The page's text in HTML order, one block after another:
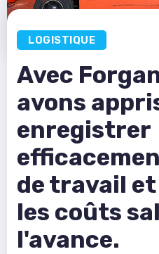
LOGISTIQUE
Avec
avons
enregistrer
de travail
les coûts
l'avance.